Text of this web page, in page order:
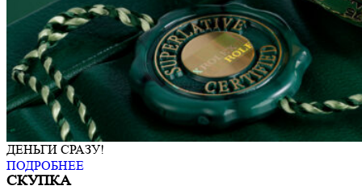
ДЕНЬГИ СРАЗУ!
ПОДРОБНЕЕ
СКУПКА